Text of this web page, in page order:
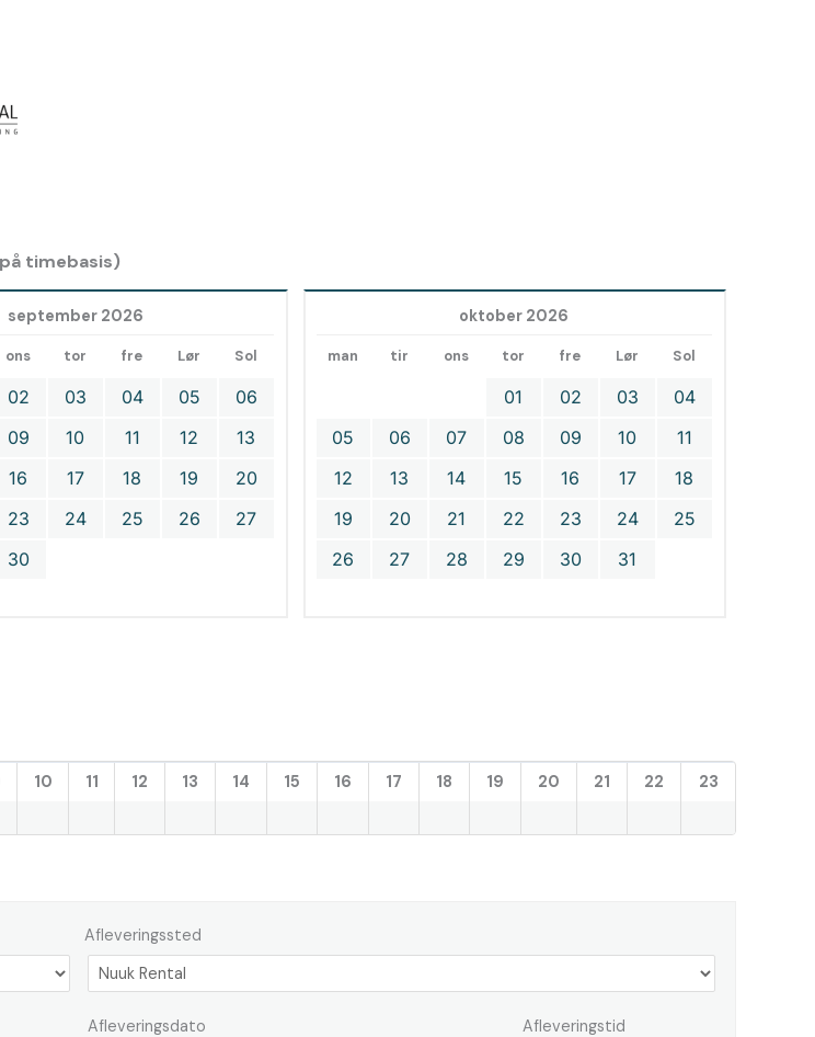
timebasis)
september 2026
ons tor fre Lør Sol
02 03 04 05
06
09 10 11 12
13
16 17 18 19
20
23 24 25 26
27
30
oktober 2026
man tir ons tor fre Lør Sol
01 02 03
04
05
06 07 08 09 10
11
12
13 14 15 16 17
18
19
20 21 22 23 24
25
26
27 28 29 30 31
10 11 12 13 14 15 16 17 18 19 20 21 22 23
Afleveringssted
Afleveringsdato Afleveringstid